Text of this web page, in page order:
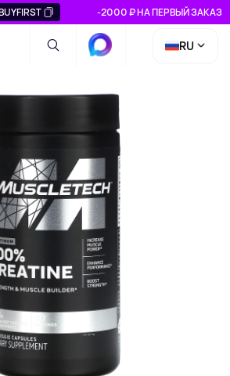
-2000 ₽ НА ПЕРВЫЙ ЗАКАЗ
RU